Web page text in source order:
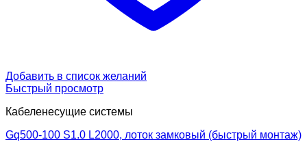
Добавить в список желаний
Быстрый просмотр
Кабеленесущие системы
Gq500-100 S1.0 L2000, лоток замковый (быстрый монтаж)